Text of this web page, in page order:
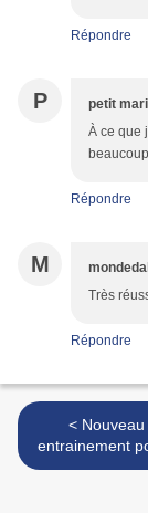
Répondre
P petit mari
À ce que
Répondre
M
Très
Répondre
< Nouveau pull et
entrainement
New sweater